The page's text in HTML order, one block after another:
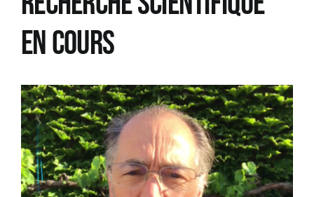
en cours